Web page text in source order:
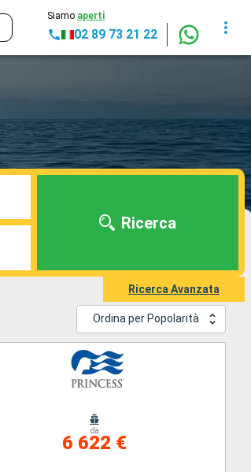
Siamo aperti
02 89 73 21 22
Ricerca
Ricerca Avanzata
Ordina per Popolarità
da
6 622 €